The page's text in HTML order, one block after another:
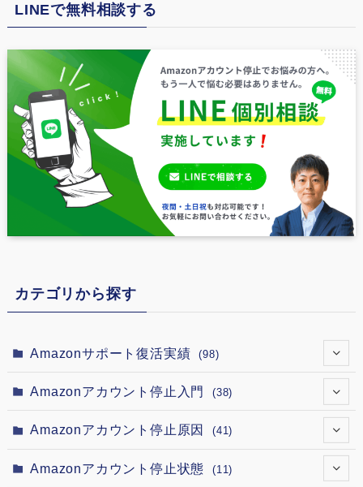
LINEで無料相談する
カテゴリから探す
Amazonサポート復活実績 (98)
(7)
(12)
Amazonアカウント停止入門 (38)
(4)
(2)
Amazonアカウント停止原因 (41)
(1)
Amazonアカウント停止状態 (11)